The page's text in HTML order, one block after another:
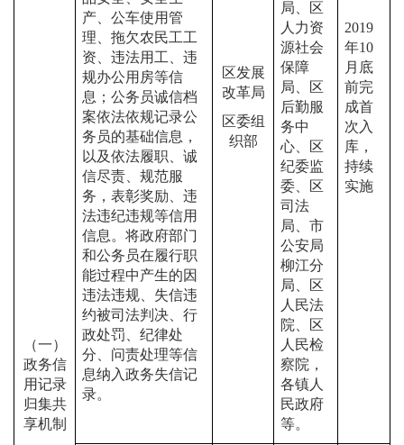
（一）
政务信
用记录
归集共
享机制
产、公车使用管
理、拖欠农民工工
资、违法用工、违
规办公用房等信
息；公务员诚信档
案依法依规记录公
务员的基础信息，
以及依法履职、诚
信尽责、规范服
务，表彰奖励、违
法违纪违规等信用
信息。将政府部门
和公务员在履行职
能过程中产生的因
违法违规、失信违
约被司法判决、行
政处罚、纪律处
分、问责处理等信
息纳入政务失信记
录。
区发展
改革局
区委组
织部
局、区
人力资
源社会
保障
局、区
后勤服
务中
心、区
纪委监
委、区
司法
局、市
公安局
柳江分
局、区
人民法
院、区
人民检
察院 ，
各镇人
民政府
等。
2019
年10
月底
前完
成首
次入
库，
持续
实施